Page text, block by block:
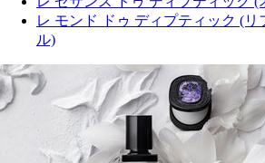
レ モンド ドゥ ディプティック (リ
ル)